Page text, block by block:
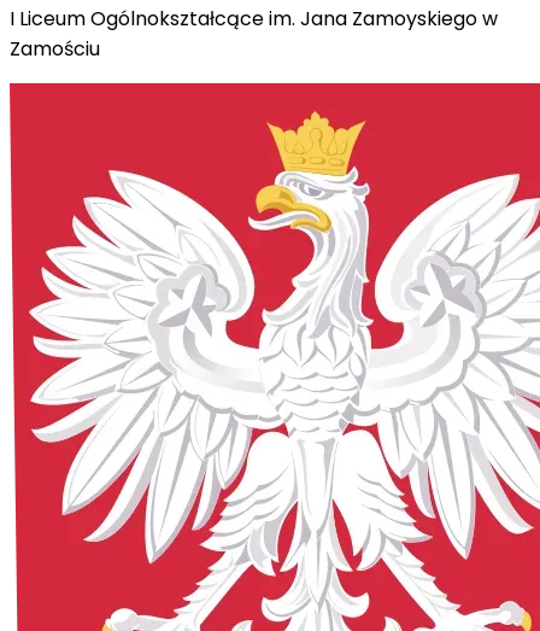
I Liceum Ogólnokształcące im. Jana Zamoyskiego w
Zamościu